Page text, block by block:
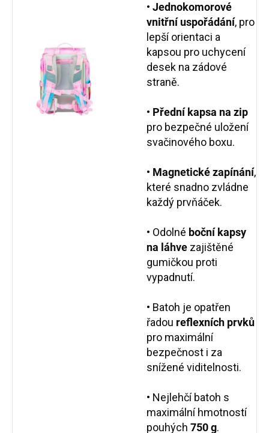
• Jednokomorové
vnitřní uspořádání, pro
lepší orientaci a
kapsou pro uchycení
desek na zádové
straně.
• Přední kapsa na zip
pro bezpečné uložení
svačinového boxu.
• Magnetické zapínání,
které snadno zvládne
každý prvňáček.
• Odolné boční kapsy
na láhve zajištěné
gumičkou proti
vypadnutí.
• Batoh je opatřen
řadou reflexních prvků
pro maximální
bezpečnost i za
snížené viditelnosti.
• Nejlehčí batoh s
maximální hmotností
pouhých 750 g.